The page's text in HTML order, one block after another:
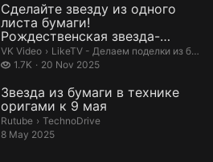
Сделайте звезду из одного
листа бумаги!
Рождественская звезда-
оригами своими руками и...
VK Video › LikeTV - Делаем поделки из
LikeTV - Делаем поделки из бумаги!
1.7K
1.7 thousand views
20 Nov 2025
Звезда из бумаги в технике
оригами к 9 мая
Rutube › TechnoDrive.
TechnoDrive
8 May 2025